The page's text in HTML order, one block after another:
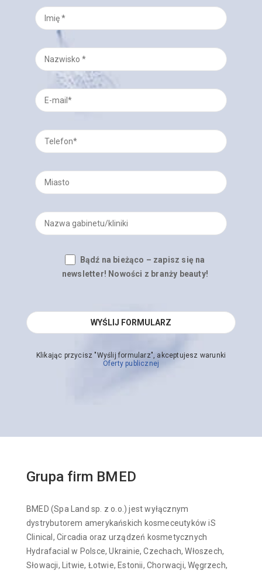
Bądź na bieżąco – zapisz się na
newsletter! Nowości z branży beauty!
Klikając przycisz "Wyślij formularz", akceptujesz warunki
Oferty publicznej
Grupa firm BMED
BMED (Spa Land sp. z o.o.) jest wyłącznym
dystrybutorem amerykańskich kosmeceutyków iS
Clinical, Circadia oraz urządzeń kosmetycznych
Hydrafacial w Polsce, Ukrainie, Czechach, Włoszech,
Słowacji, Litwie, Łotwie, Estonii, Chorwacji, Węgrzech,